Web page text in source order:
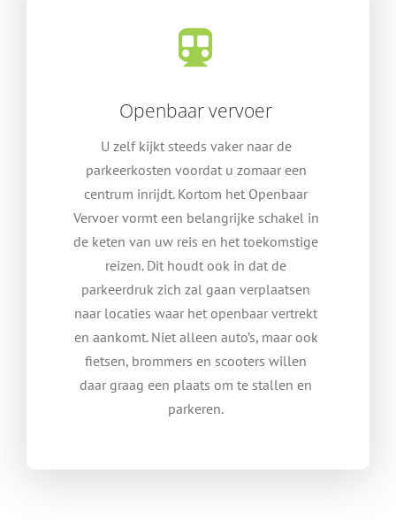
Openbaar vervoer
U zelf kijkt steeds vaker naar de
parkeerkosten voordat u zomaar een
centrum inrijdt. Kortom het Openbaar
Vervoer vormt een belangrijke schakel in
de keten van uw reis en het toekomstige
reizen. Dit houdt ook in dat de
parkeerdruk zich zal gaan verplaatsen
naar locaties waar het openbaar vertrekt
en aankomt. Niet alleen auto’s, maar ook
fietsen, brommers en scooters willen
daar graag een plaats om te stallen en
parkeren.